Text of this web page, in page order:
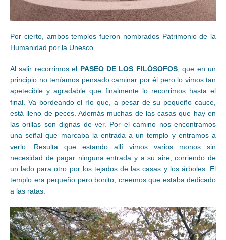
Por cierto, ambos templos fueron nombrados Patrimonio de la
Humanidad por la Unesco.
Al salir recorrimos el PASEO DE LOS FILÓSOFOS, que en un
principio no teníamos pensado caminar por él pero lo vimos tan
apetecible y agradable que finalmente lo recorrimos hasta el
final. Va bordeando el río que, a pesar de su pequeño cauce,
está lleno de peces. Además muchas de las casas que hay en
las orillas son dignas de ver. Por el camino nos encontramos
una señal que marcaba la entrada a un templo y entramos a
verlo. Resulta que estando allí vimos varios monos sin
necesidad de pagar ninguna entrada y a su aire, corriendo de
un lado para otro por los tejados de las casas y los árboles. El
templo era pequeño pero bonito, creemos que estaba dedicado
a las ratas.